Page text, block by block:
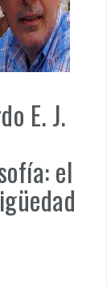
E. J.
el